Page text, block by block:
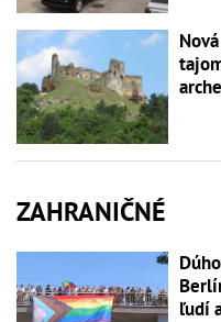
ZAHRANIČNÉ
ľudí